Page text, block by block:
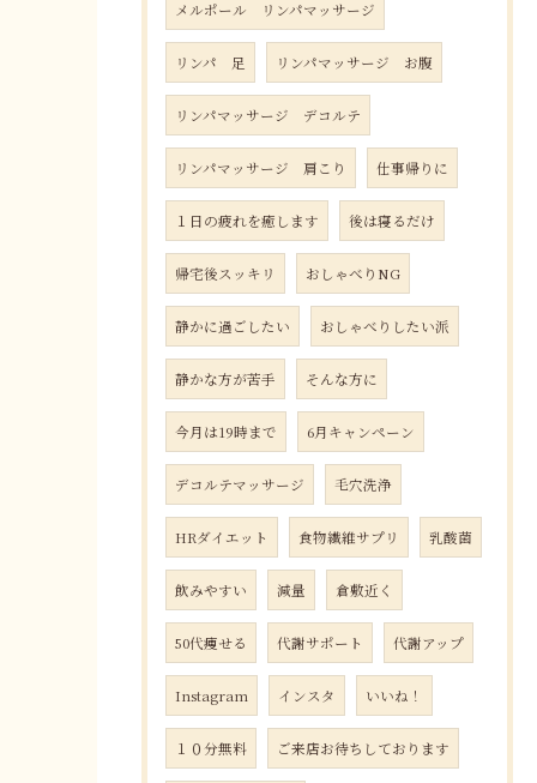
メルポール リンパマッサージ
リンパ 足 リンパマッサージ お腹
リンパマッサージ デコルテ
リンパマッサージ 肩こり 仕事帰りに
１日の疲れを癒します 後は寝るだけ
帰宅後スッキリ おしゃべりNG
静かに過ごしたい おしゃべりしたい派
静かな方が苦手 そんな方に
今月は19時まで 6月キャンペーン
デコルテマッサージ 毛穴洗浄
HRダイエット 食物繊維サプリ 乳酸菌
飲みやすい 減量 倉敷近く
50代痩せる 代謝サポート 代謝アップ
Instagram インスタ いいね！
１０分無料 ご来店お待ちしております